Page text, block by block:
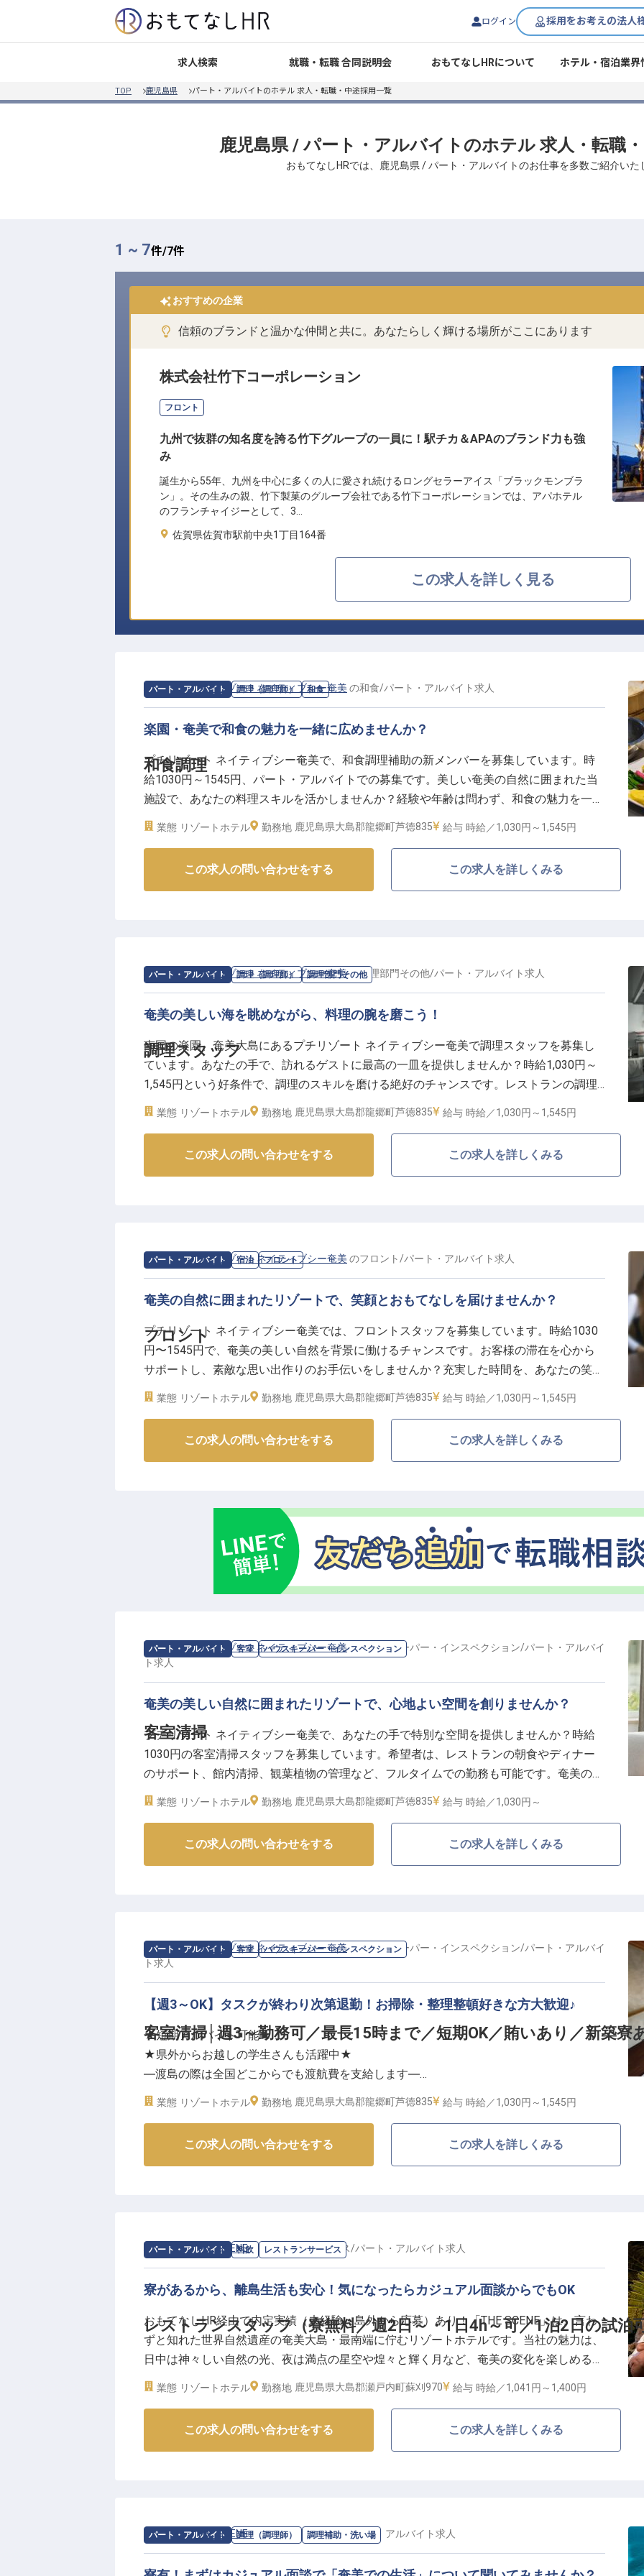
ログイン 採用をお考えの法人
求人検索 就職・転職 合同説明会 おもてなしHRについて ホテル・宿泊業界
TOP 鹿児島県 パート・アルバイトのホテル 求人・転職・中途採用一覧
鹿児島県 / パート・アルバイトのホテル 求人・転職
おもてなしHRでは、鹿児島県 / パート・アルバイトのお仕事を多数ご紹介いた
1 ~ 7件/7件
おすすめの企業
信頼のブランドと温かな仲間と共に。あなたらしく輝ける場所がここにあります
株式会社竹下コーポレーション
フロント
九州で抜群の知名度を誇る竹下グループの一員に！駅チカ＆APAのブランド力も強
み
誕生から55年、九州を中心に多くの人に愛され続けるロングセラーアイス「ブラックモンブラ
ン」。その生みの親、竹下製菓のグループ会社である竹下コーポレーションでは、アパホテル
のフランチャイジーとして、3…
佐賀県佐賀市駅前中央1丁目164番
この求人を詳しく見る
パート・アルバイト 調理（調理師） 和食
和食調理
求人情報：プチリゾートネイティブシー奄美 の和食/パート・アルバイト求人
楽園・奄美で和食の魅力を一緒に広めませんか？
プチリゾート ネイティブシー奄美で、和食調理補助の新メンバーを募集しています。時
給1030円～1545円、パート・アルバイトでの募集です。美しい奄美の自然に囲まれた当
施設で、あなたの料理スキルを活かしませんか？経験や年齢は問わず、和食の魅力を一緒
に広めてくれる方をお待ちしています。リゾート気分で働きながら、充実した毎日を手に
業態 リゾートホテル 勤務地 鹿児島県大島郡龍郷町芦徳835 給与 時給／1,030円～ 1,545円
この求人の問い合わせをする この求人を詳しくみる
パート・アルバイト 調理（調理師） 調理部門その他
調理スタッフ
求人情報：プチリゾートネイティブシー奄美の調理部門その他/パート・アルバイト求人
奄美の美しい海を眺めながら、料理の腕を磨こう！
南国の楽園、奄美大島にあるプチリゾート ネイティブシー奄美で調理スタッフを募集し
ています。あなたの手で、訪れるゲストに最高の一皿を提供しませんか？時給1,030円～
1,545円という好条件で、調理のスキルを磨ける絶好のチャンスです。レストランの調理
補助がメインの業務なので、未経験でも安心して始められます。自然豊かな環境で、あな
業態 リゾートホテル 勤務地 鹿児島県大島郡龍郷町芦徳835 給与 時給／1,030円～ 1,545円
この求人の問い合わせをする この求人を詳しくみる
パート・アルバイト 宿泊 フロント
フロント
求人情報：プチリゾートネイティブシー奄美 のフロント /パート・アルバイト求人
奄美の自然に囲まれたリゾートで、笑顔とおもてなしを届けませんか？
プチリゾート ネイティブシー奄美では、フロントスタッフを募集しています。時給1030
円〜1545円で、奄美の美しい自然を背景に働けるチャンスです。お客様の滞在を心から
サポートし、素敵な思い出作りのお手伝いをしませんか？充実した時間を、あなたの笑顔
で彩りましょう。パート・アルバイトとして、あなたのスタイルに合わせた働き方が可能
業態 リゾートホテル 勤務地 鹿児島県大島郡龍郷町芦徳835 給与 時給／1,030円～ 1,545円
この求人の問い合わせをする この求人を詳しくみる
パート・アルバイト 客室 ハウスキーパー・インスペクション
客室清掃
求人情報：プチリゾートネイティブシー奄美のハウスキーパー・インスペクション/パート・アルバイ
ト求人
奄美の美しい自然に囲まれたリゾートで、心地よい空間を創りませんか？
プチリゾート ネイティブシー奄美で、あなたの手で特別な空間を提供しませんか？時給
1030円の客室清掃スタッフを募集しています。希望者は、レストランの朝食やディナー
のサポート、館内清掃、観葉植物の管理など、フルタイムでの勤務も可能です。奄美の自
然に触れながら、心温まるサービスを一緒に提供しましょう。あなたの応募をお待ちして
業態 リゾートホテル 勤務地 鹿児島県大島郡龍郷町芦徳835 給与 時給／1,030円～
この求人の問い合わせをする この求人を詳しくみる
パート・アルバイト 客室 ハウスキーパー・インスペクション
客室清掃│週3～勤務可／最長15時まで／短期OK／賄いあり／新築寮
求人情報：プチリゾートネイティブシー奄美のハウスキーパー・インスペクション/パート・アルバイ
ト求人
【週3～OK】タスクが終わり次第退勤！お掃除・整理整頓好きな方大歓迎♪
★短期アルバイト可能★
★県外からお越しの学生さんも活躍中★
―渡島の際は全国どこからでも渡航費を支給します―
が好評です。あなたには、客室清掃のお仕事をお任せします！
▼週3〜勤務OK！
▼最長15時まで。清掃が終わり次第終業
▼ビーチまで徒歩30秒の新築社員寮あり
週5以上ご勤務いただける方は、当館で提供するマリンメニュー（体験ダイビングやシュ
ノーケリングなど）も無料でご利用いただけます。もちろん、週3～からの勤務も歓迎で
す◎
”出る杭伸ばす”をモットーに、心から笑いあえる仲間と成長できる環境を作っていきま
業態 リゾートホテル 勤務地 鹿児島県大島郡龍郷町芦徳835 給与 時給／1,030円～ 1,545円
この求人の問い合わせをする この求人を詳しくみる
パート・アルバイト 料飲 レストランサービス
レストランスタッフ（寮無料／週2日～・1日4h～可／1泊2日の試泊
求人情報：THE SCENEの レストランサービス/パート・アルバイト求人
寮があるから、離島生活も安心！気になったらカジュアル面談からでもOK
おもてなしHR経由で内定実績（未経験・島外から応募）あり！「THE SCENE」は、言わ
ずと知れた世界自然遺産の奄美大島・最南端に佇むリゾートホテルです。当社の魅力は、
日中は神々しい自然の光、夜は満点の星空や煌々と輝く月など、奄美の変化を楽しめるレ
ストランがあること。そんな環境で提供される料理に、あなたの接客で華を添えてくださ
【この企業・施設について】
を広げながら、お客様と話す機会を増やして滞在中の安心感もお届けしています。ここ奄
美大島でしか生まれない、感動の「SCENE」をあなたの手で提供してみませんか？
業態 リゾートホテル 勤務地 鹿児島県大島郡瀬戸内町蘇刈970 給与 時給／1,041円～ 1,400円
この求人の問い合わせをする この求人を詳しくみる
パート・アルバイト 調理（調理師） 調理補助・洗い場
求人情報：THE SCENEの調理補助・洗い場/ パート・アルバイト求人